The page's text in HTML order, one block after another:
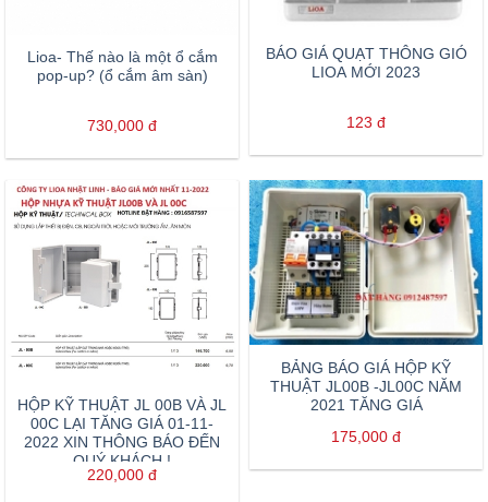
Lioa- Thế nào là một ổ cắm
pop-up? (ổ cắm âm sàn)
730,000 đ
BÁO GIÁ QUẠT THÔNG GIÓ
LIOA MỚI 2023
123 đ
HỘP KỸ THUẬT JL 00B VÀ JL
00C LẠI TĂNG GIÁ 01-11-
2022 XIN THÔNG BÁO ĐẾN
QUÝ KHÁCH !
220,000 đ
BẢNG BÁO GIÁ HỘP KỸ
THUẬT JL00B -JL00C NĂM
2021 TĂNG GIÁ
175,000 đ